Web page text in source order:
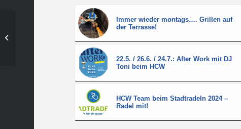
Immer wieder montags…. Grillen auf
der Terrasse!
22.5. / 26.6. / 24.7.: After Work mit DJ
Toni beim HCW
HCW Team beim Stadtradeln 2024 –
Radel mit!
Ein Wochenende voller